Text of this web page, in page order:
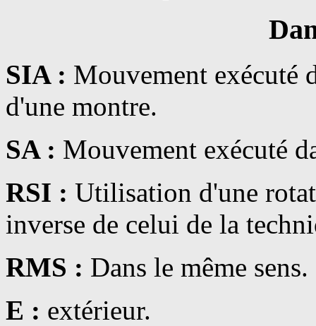
SIA : Mouvement exécuté
d'une montre.
SA : Mouvement exécuté
RSI : Utilisation d'une
inverse de celui de la
RMS : Dans le même sens.
E : extérieur.